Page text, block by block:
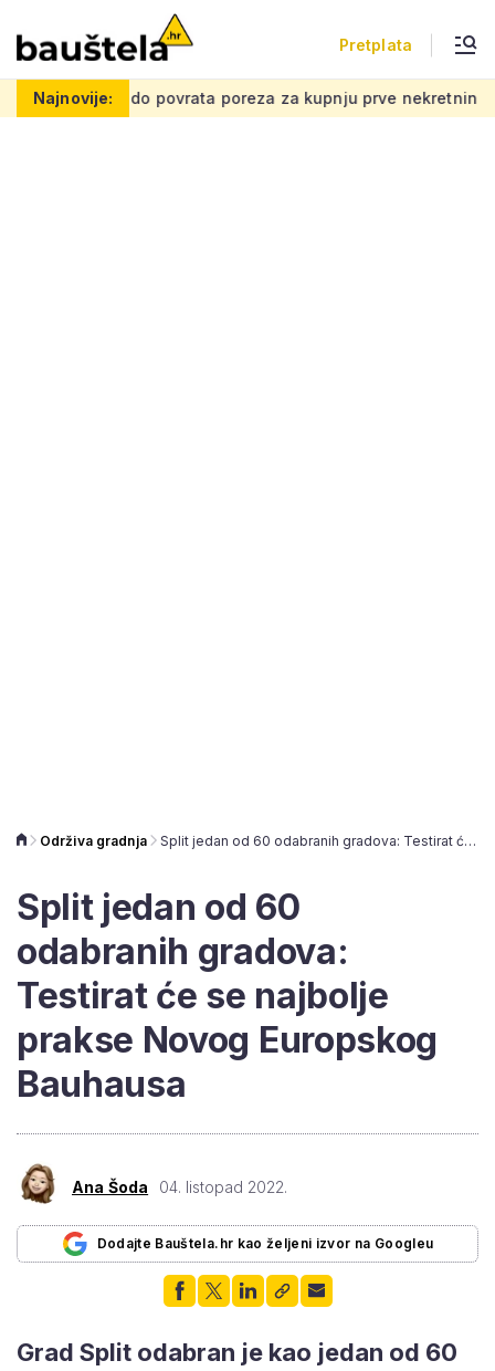
Pretplata
Najnovije:
povrata poreza za kupnju prve nekretnine: Morate znati
Održiva gradnja Split jedan od 60 odabranih gradova: Testirat će se najbolje prakse Novog Europskog Bauhausa
Split jedan od 60
odabranih gradova:
Testirat će se najbolje
prakse Novog Europskog
Bauhausa
Ana Šoda 04. listopad 2022.
Dodajte Bauštela.hr kao željeni izvor na Googleu
Grad Split odabran je kao jedan od 60